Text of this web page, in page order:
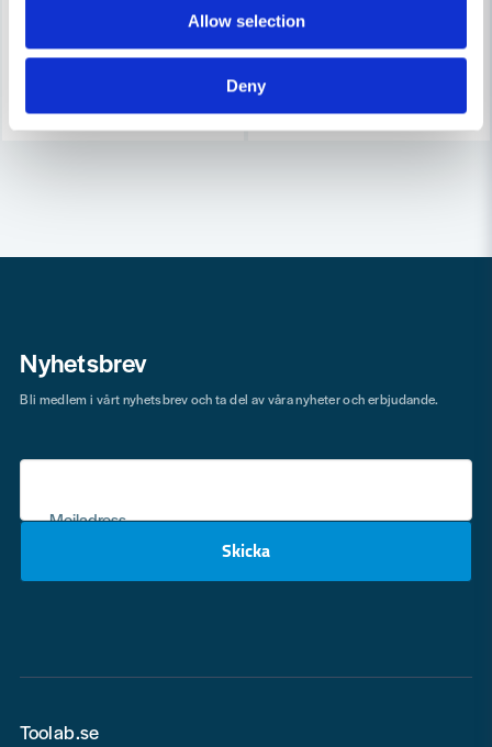
Allow selection
Deny
Finns i Webblager
Leveranstid ifrån leverantör ca
3-7 arbetsdagar
Nyhetsbrev
Mejladress
Skicka
Bli medlem i vårt nyhetsbrev och ta del av våra nyheter och erbjudande.
Toolab.se